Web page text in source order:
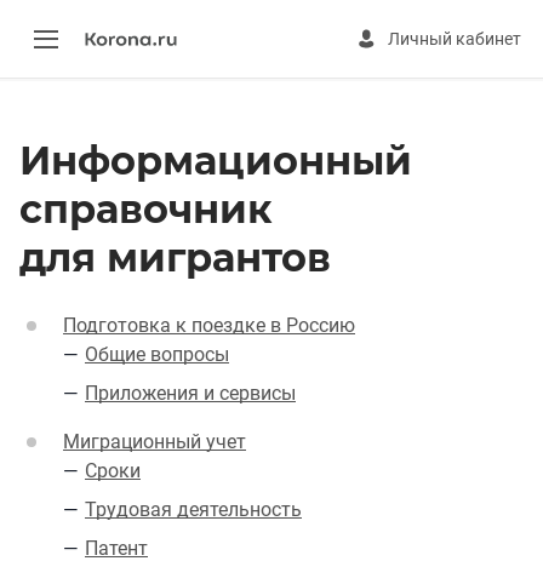
Погасить займ
Вопросы и ответы
О компании
Личный кабинет
Информационный
справочник
для мигрантов
Подготовка к поездке в Россию
Общие вопросы
Приложения и сервисы
Миграционный учет
Сроки
Трудовая деятельность
Патент